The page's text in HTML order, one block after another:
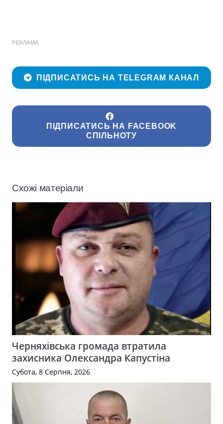
РЕКЛАМА
ПІДПИСАТИСЬ НА TELEGRAM КАНАЛ
ПІДПИСАТИСЬ НА FACEBOOK
СПІЛЬНОТУ
Схожі матеріали
Черняхівська громада втратила
захисника Олександра Капустіна
Субота, 8 Серпня, 2026